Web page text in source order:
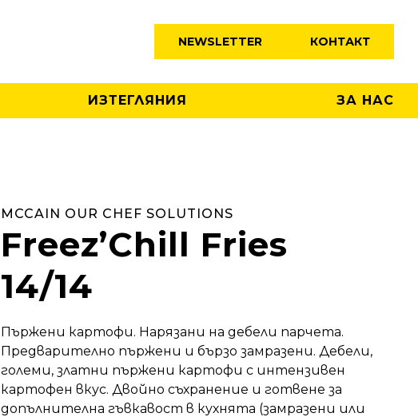
NEWSLETTER КОНТАКТ
ИЗТЕГЛЯНИЯ ЗА НАС
MCCAIN OUR CHEF SOLUTIONS
Freez’Chill Fries
14/14
Пържени картофи. Нарязани на дебели парчета.
Предварително пържени и бързо замразени. Дебели,
големи, златни пържени картофи с интензивен
картофен вкус. Двойно съхранение и готвене за
допълнителна гъвкавост в кухнята (замразени или